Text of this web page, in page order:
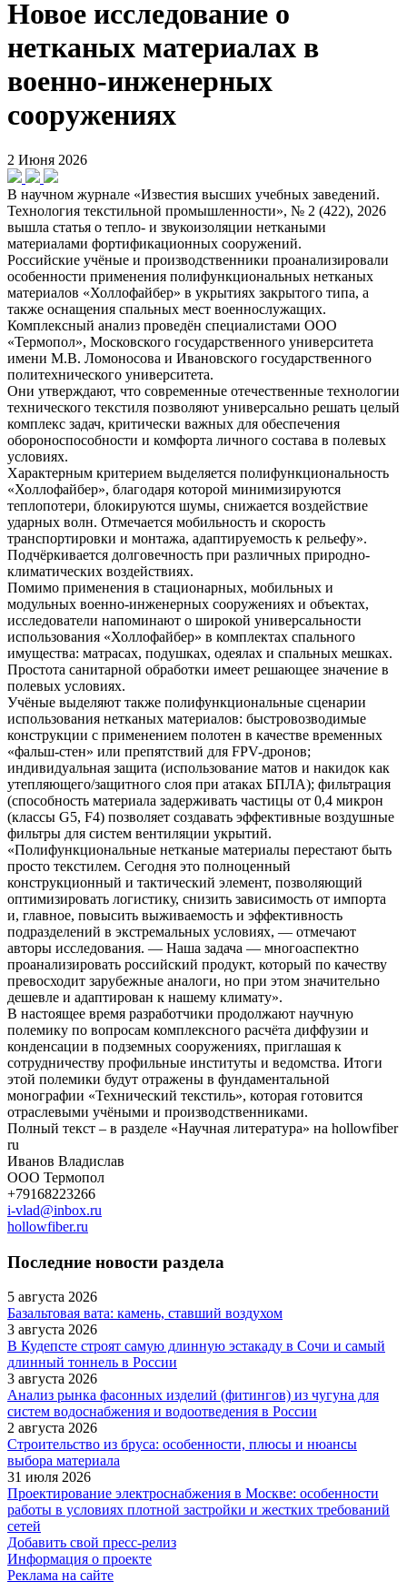
Новое исследование о
нетканых материалах в
военно-инженерных
сооружениях
2 Июня 2026
В научном журнале «Известия высших учебных заведений.
Технология текстильной промышленности», № 2 (422), 2026
вышла статья о тепло- и звукоизоляции неткаными
материалами фортификационных сооружений.
Российские учёные и производственники проанализировали
особенности применения полифункциональных нетканых
материалов «Холлофайбер» в укрытиях закрытого типа, а
также оснащения спальных мест военнослужащих.
Комплексный анализ проведён специалистами ООО
«Термопол», Московского государственного университета
имени М.В. Ломоносова и Ивановского государственного
политехнического университета.
Они утверждают, что современные отечественные технологии
технического текстиля позволяют универсально решать целый
комплекс задач, критически важных для обеспечения
обороноспособности и комфорта личного состава в полевых
условиях.
Характерным критерием выделяется полифункциональность
«Холлофайбер», благодаря которой минимизируются
теплопотери, блокируются шумы, снижается воздействие
ударных волн. Отмечается мобильность и скорость
транспортировки и монтажа, адаптируемость к рельефу».
Подчёркивается долговечность при различных природно-
климатических воздействиях.
Помимо применения в стационарных, мобильных и
модульных военно-инженерных сооружениях и объектах,
исследователи напоминают о широкой универсальности
использования «Холлофайбер» в комплектах спального
имущества: матрасах, подушках, одеялах и спальных мешках.
Простота санитарной обработки имеет решающее значение в
полевых условиях.
Учёные выделяют также полифункциональные сценарии
использования нетканых материалов: быстровозводимые
конструкции с применением полотен в качестве временных
«фальш-стен» или препятствий для FPV-дронов;
индивидуальная защита (использование матов и накидок как
утепляющего/защитного слоя при атаках БПЛА); фильтрация
(способность материала задерживать частицы от 0,4 микрон
(классы G5, F4) позволяет создавать эффективные воздушные
фильтры для систем вентиляции укрытий.
«Полифункциональные нетканые материалы перестают быть
просто текстилем. Сегодня это полноценный
конструкционный и тактический элемент, позволяющий
оптимизировать логистику, снизить зависимость от импорта
и, главное, повысить выживаемость и эффективность
подразделений в экстремальных условиях, — отмечают
авторы исследования. — Наша задача — многоаспектно
проанализировать российский продукт, который по качеству
превосходит зарубежные аналоги, но при этом значительно
дешевле и адаптирован к нашему климату».
В настоящее время разработчики продолжают научную
полемику по вопросам комплексного расчёта диффузии и
конденсации в подземных сооружениях, приглашая к
сотрудничеству профильные институты и ведомства. Итоги
этой полемики будут отражены в фундаментальной
монографии «Технический текстиль», которая готовится
отраслевыми учёными и производственниками.
Полный текст – в разделе «Научная литература» на hollowfiber
ru
Иванов Владислав
ООО Термопол
+79168223266
i-vlad@inbox.ru
hollowfiber.ru
Последние новости раздела
5 августа 2026
Базальтовая вата: камень, ставший воздухом
3 августа 2026
В Кудепсте строят самую длинную эстакаду в Сочи и самый
длинный тоннель в России
3 августа 2026
Анализ рынка фасонных изделий (фитингов) из чугуна для
систем водоснабжения и водоотведения в России
2 августа 2026
Строительство из бруса: особенности, плюсы и нюансы
выбора материала
31 июля 2026
Проектирование электроснабжения в Москве: особенности
работы в условиях плотной застройки и жестких требований
сетей
Добавить свой пресс-релиз
Информация о проекте
Реклама на сайте